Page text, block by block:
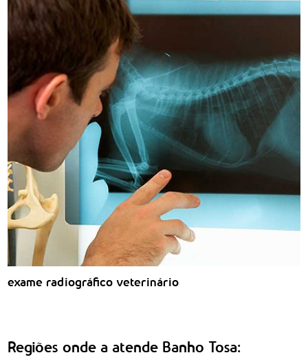
exame radiográfico veterinário
Regiões onde a atende Banho Tosa: